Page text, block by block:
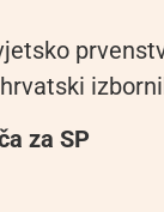
za SP